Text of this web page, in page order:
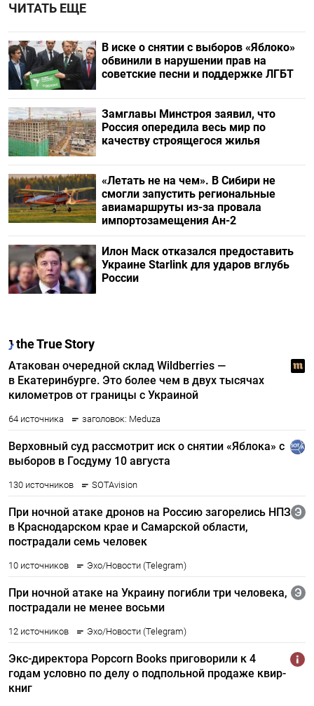
ЧИТАТЬ ЕЩЕ
В иске о снятии с выборов «Яблоко»
обвинили в нарушении прав на
советские песни и поддержке ЛГБТ
Замглавы Минстроя заявил, что
Россия опередила весь мир по
качеству строящегося жилья
«Летать не на чем». В Сибири не
смогли запустить региональные
авиамаршруты из-за провала
импортозамещения Ан-2
Илон Маск отказался предоставить
Украине Starlink для ударов вглубь
России